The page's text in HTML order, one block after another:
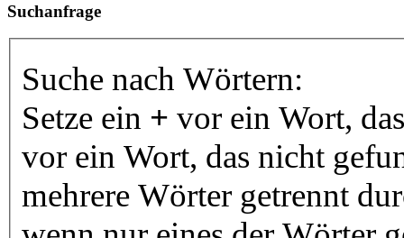
Suchanfrage
Suche nach Wörtern:
Setze ein + vor ein Wort,
vor ein Wort, das nicht
mehrere Wörter getrennt